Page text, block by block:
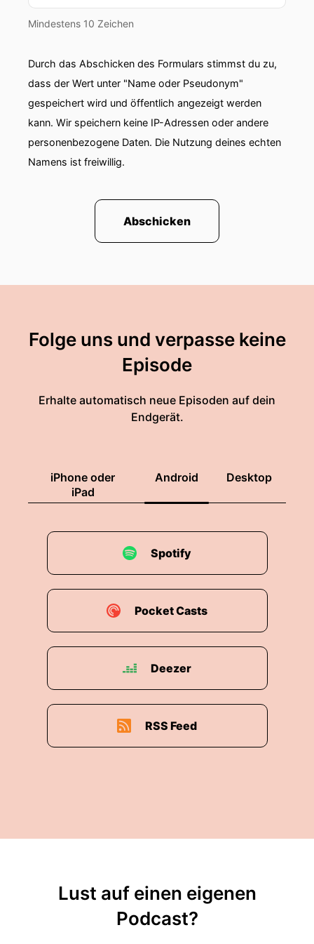
Mindestens 10 Zeichen
Durch das Abschicken des Formulars stimmst du zu,
dass der Wert unter "Name oder Pseudonym"
gespeichert wird und öffentlich angezeigt werden
kann. Wir speichern keine IP-Adressen oder andere
personenbezogene Daten. Die Nutzung deines echten
Namens ist freiwillig.
Abschicken
Folge uns und verpasse keine
Episode
Erhalte automatisch neue Episoden auf dein
Endgerät.
iPhone oder
iPad
Android Desktop
Spotify
Pocket Casts
Deezer
RSS Feed
Lust auf einen eigenen
Podcast?